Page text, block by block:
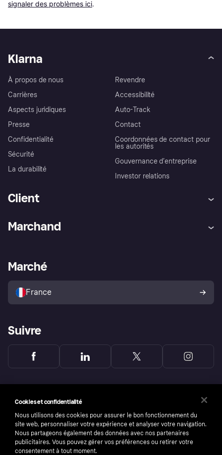
signaler des problèmes ici.
Klarna
À propos de nous
Carrières
Aspects juridiques
Presse
Confidentialité
Sécurité
La durabilité
Revendre
Accessibilité
Auto-Track
Contact
Coordonnées de contact pour
les autorités
Gouvernance d’entreprise
Investor relations
Client
Explorez les magasins
Politique de protection de
l’acheteur Klarna
Marchand
Portail Marchand
Marché
France
Suivre
Cookies et confidentialité
Nous utilisons des cookies pour assurer le bon fonctionnement du
site web, personnaliser votre expérience et analyser votre navigation.
Nous partageons également des données avec nos partenaires
publicitaires. Vous pouvez gérer vos préférences ou retirer votre
consentement à tout moment.